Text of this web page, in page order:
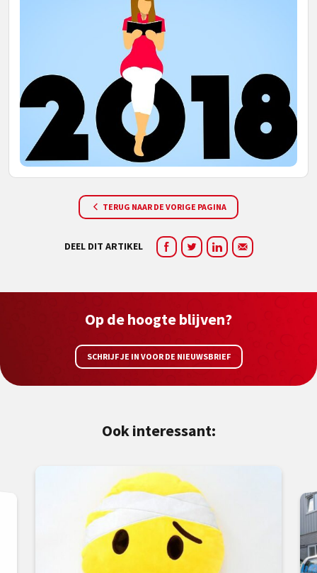
TERUG NAAR DE VORIGE PAGINA
DEEL DIT ARTIKEL
Op de hoogte blijven?
SCHRIJF JE IN VOOR DE NIEUWSBRIEF
Ook interessant: